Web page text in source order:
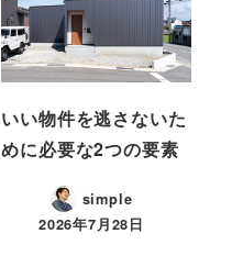
いい物件を逃さないた
めに必要な2つの要素
simple
2026年7月28日